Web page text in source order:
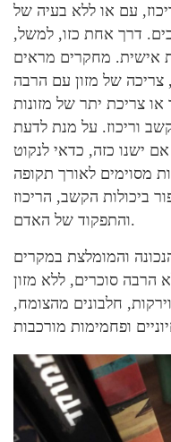
עם או ללא בעיה של
דרך אחת כזו, למשל,
אישית. מחקרים מראים
צריכה של מזון עם הרבה
או צריכת יתר של מזונות
וריכוז. על מנת לדעת
ישנו כזה, כדאי לנקוט
מסוימים לאורך תקופה
ביכולות הקשב, הריכוז
והתפקוד של האדם.
והמומלצת במקרים
הרבה סוכרים, ללא מזון
חלבונים מהצומח,